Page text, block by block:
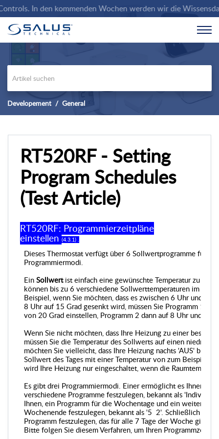
In den kommenden Wochen werden wir die
Developement General
RT520RF - Setting
Program Schedules
(Test Article)
RT520RF: Programmierzeitpläne
einstellen (4.3.1) .
Dieses Thermostat verfügt über 6 Sollwertprogramme für
Programmiermodi.
EinSollwertist einfach eine gewünschte Temperatur zu
können bis zu 6 verschiedene Sollwerttemperaturen im
Beispiel, wenn Sie möchten, dass es zwischen 6 Uhr und 8
8 Uhr auf 15 Grad gesenkt wird, müssen Sie Programm 1
von 20 Grad einstellen, Programm 2 dann auf 8 Uhr und 15
Wenn Sie nicht möchten, dass Ihre Heizung zu einer
müssen Sie die Temperatur des Sollwerts auf einen
möchten Sie vielleicht, dass Ihre Heizung nachts 'AUS'
Sollwert des Tages mit einer Temperatur von zum Beispiel
wird Ihre Heizung nur eingeschaltet, wenn die
Es gibt drei Programmiermodi. Einer ermöglicht es Ihnen, für
verschiedene Programme festzulegen, bekannt als
Ihnen, ein Programm für die Wochentage und ein weiteres
Wochenende festzulegen, bekannt als '5 2'. Schließlich
Programm festzulegen, das für alle 7 Tage der Woche gilt,
Bitte folgen Sie diesem Verfahren, um Ihren